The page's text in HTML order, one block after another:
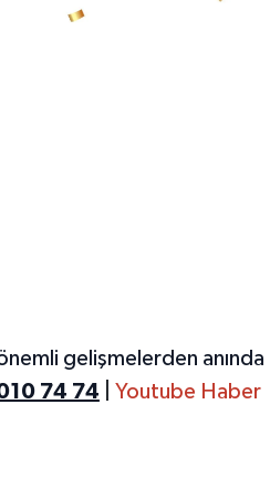
gelişmelerden anında
74 74
Youtube Haber